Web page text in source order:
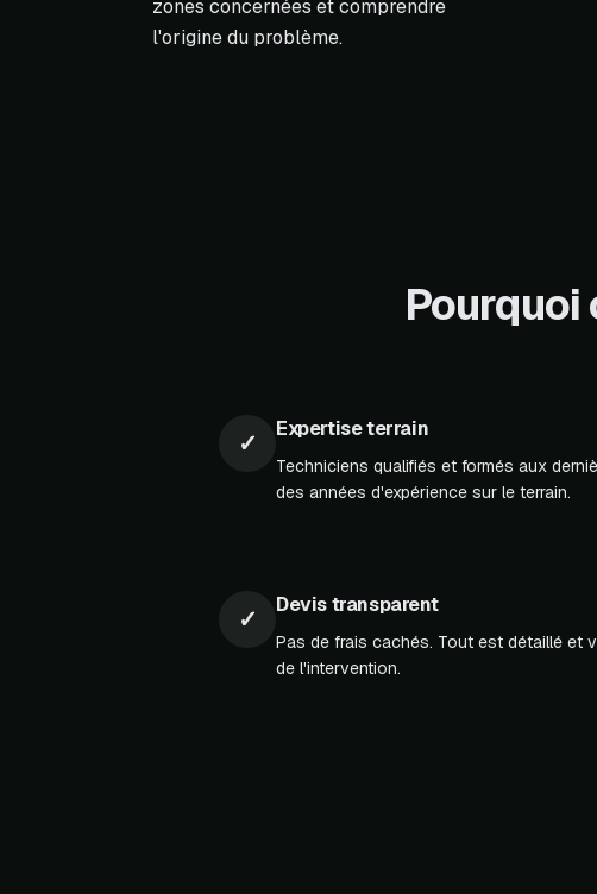
zones concernées et comprendre
l'origine du problème.
✓ Expertise terrain
Techniciens qualifiés et formés aux
des années d'expérience sur le terrain.
✓ Devis transparent
Pas de frais cachés. Tout est détaillé et
de l'intervention.